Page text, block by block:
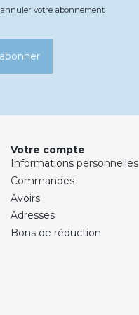
annuler votre abonnement
Votre compte
Informations personnelles
Commandes
Avoirs
Adresses
Bons de réduction